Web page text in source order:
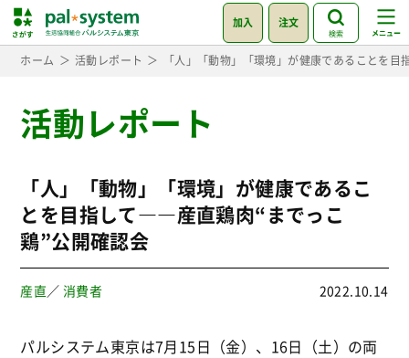
加入 注文
検索
ホーム 活動レポート 「人」「動物」「環境」が健康であることを
活動レポート
「人」「動物」「環境」が健康であるこ
とを目指して――産直鶏肉“までっこ
鶏”公開確認会
産直／ 消費者 2022.10.14
パルシステム東京は7月15日（金）、16日（土）の両